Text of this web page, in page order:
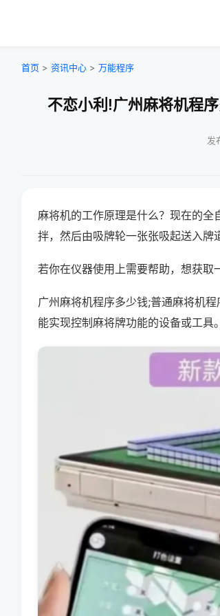
首页 > 资讯中心 > 万能程序
不恋小利!广州麻将机程
发
麻将机的工作原理是什么？现在的
拌，然后由吸牌轮一张张吸起送入牌
若你在仪器使用上需要帮助，想获取
广州麻将机程序多少钱;普通麻将机
能实现控制麻将牌功能的设备或工具。